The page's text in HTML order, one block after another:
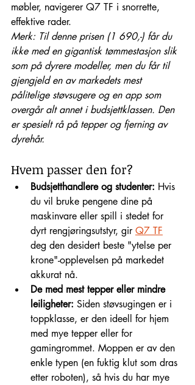
møbler, navigerer Q7 TF i snorrette,
effektive rader.
Merk: Til denne prisen (1 690,-) får du
ikke med en gigantisk tømmestasjon slik
som på dyrere modeller, men du får til
gjengjeld en av markedets mest
pålitelige støvsugere og en app som
overgår alt annet i budsjettklassen. Den
er spesielt rå på tepper og fjerning av
dyrehår.
Hvem passer den for?
Budsjetthandlere og studenter: Hvis
du vil bruke pengene dine på
maskinvare eller spill i stedet for
dyrt rengjøringsutstyr, gir Q7 TF
deg den desidert beste "ytelse per
krone"-opplevelsen på markedet
akkurat nå.
De med mest tepper eller mindre
leiligheter: Siden støvsugingen er i
toppklasse, er den ideell for hjem
med mye tepper eller for
gamingrommet. Moppen er av den
enkle typen (en fuktig klut som dras
etter roboten), så hvis du har mye